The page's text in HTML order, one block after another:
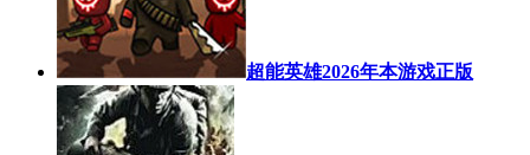
超能英雄2026年本游戏正版